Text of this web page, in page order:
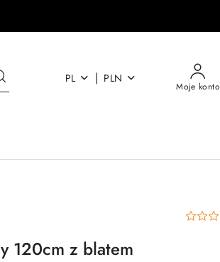
PL | PLN
Moje konto
120cm z blatem